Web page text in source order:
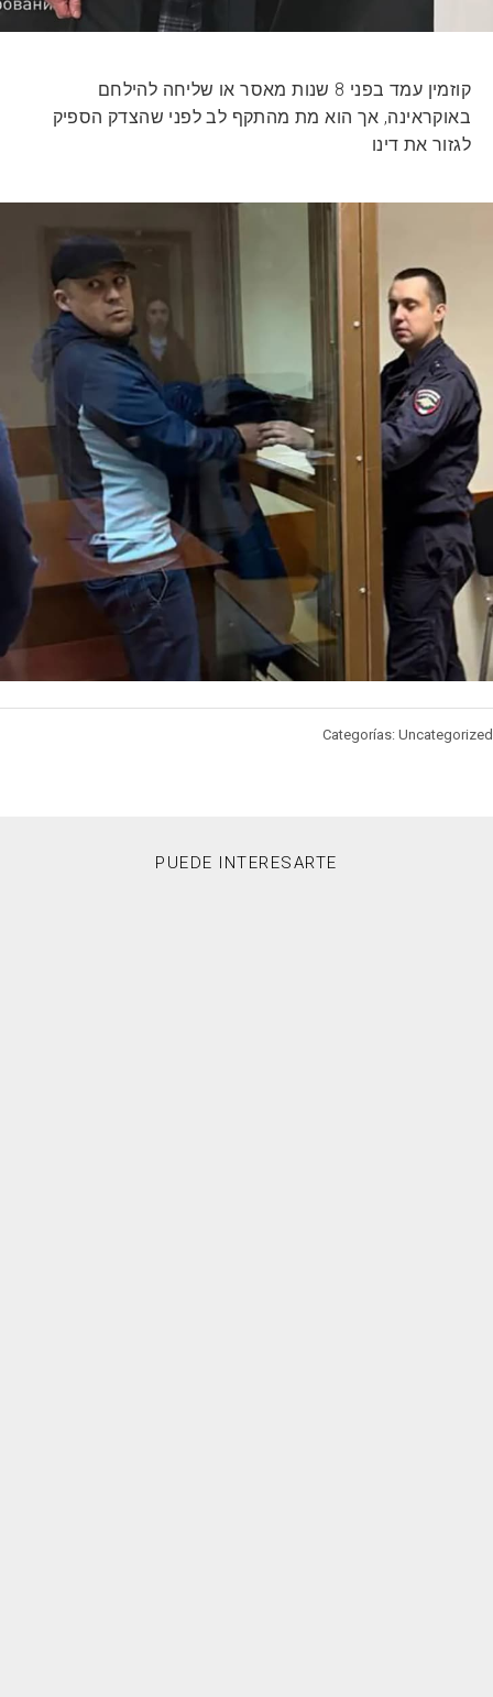
קוזמין עמד בפני 8 שנות מאסר או שליחה להילחם
באוקראינה, אך הוא מת מהתקף לב לפני שהצדק הספיק
לגזור את דינו
Categorías: Uncategorized
PUEDE INTERESARTE